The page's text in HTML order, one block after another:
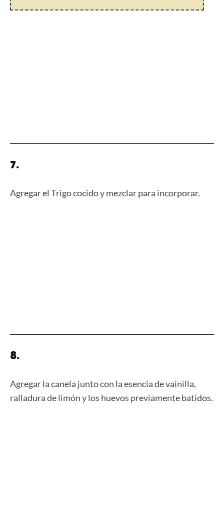
7.
Agregar el Trigo cocido y mezclar para incorporar.
8.
Agregar la canela junto con la esencia de vainilla,
ralladura de limón y los huevos previamente batidos.